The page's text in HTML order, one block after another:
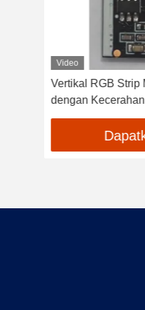
Video
Cerah Tinggi
Area Aktif
Penyusunan Pixel